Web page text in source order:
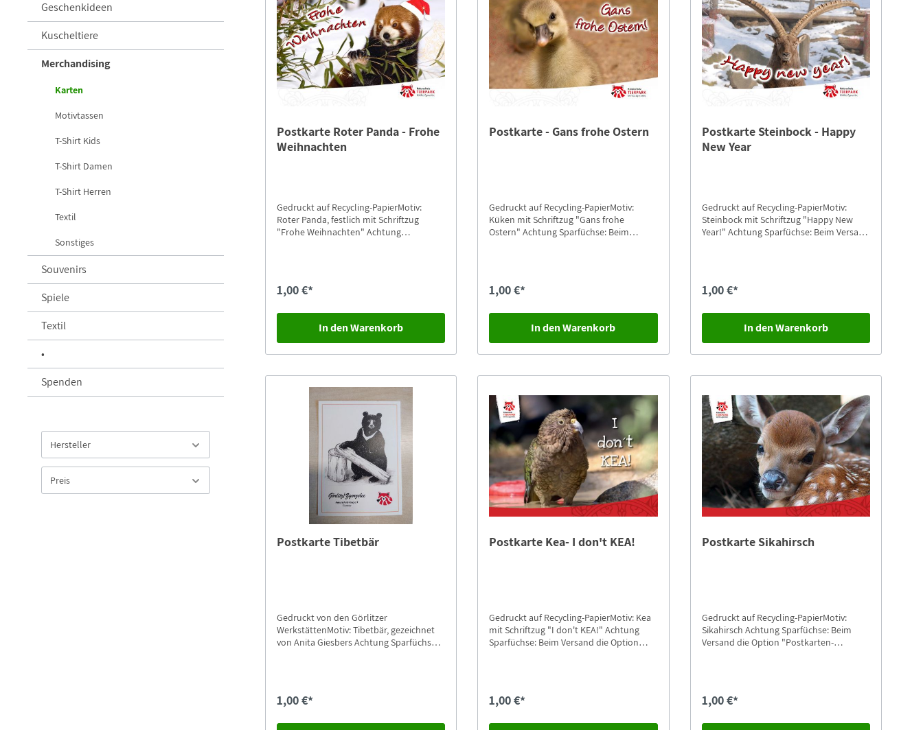
Geschenkideen
Kuscheltiere
Merchandising
Karten
Motivtassen
T-Shirt Kids
T-Shirt Damen
T-Shirt Herren
Textil
Sonstiges
Souvenirs
Spiele
Textil
•
Spenden
Hersteller
Preis
Postkarte Roter Panda - Frohe
Weihnachten
Gedruckt auf Recycling-PapierMotiv:
Roter Panda, festlich mit Schriftzug
"Frohe Weihnachten" Achtung
1,00 €*
In den Warenkorb
Postkarte - Gans frohe Ostern
Gedruckt auf Recycling-PapierMotiv:
Küken mit Schriftzug "Gans frohe
Ostern" Achtung Sparfüchse: Beim
1,00 €*
In den Warenkorb
Postkarte Steinbock - Happy
New Year
Gedruckt auf Recycling-PapierMotiv:
Steinbock mit Schriftzug "Happy New
Year!" Achtung Sparfüchse: Beim Versand
1,00 €*
In den Warenkorb
Postkarte Tibetbär
Gedruckt von den Görlitzer
WerkstättenMotiv: Tibetbär, gezeichnet
von Anita Giesbers Achtung Sparfüchse:
1,00 €*
Postkarte Kea- I don't KEA!
Gedruckt auf Recycling-PapierMotiv: Kea
mit Schriftzug "I don't KEA!" Achtung
Sparfüchse: Beim Versand die Option
1,00 €*
Postkarte Sikahirsch
Gedruckt auf Recycling-PapierMotiv:
Sikahirsch Achtung Sparfüchse: Beim
Versand die Option "Postkarten-
1,00 €*